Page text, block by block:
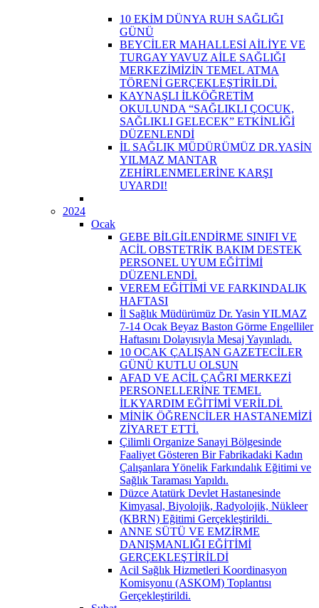
10 EKİM DÜNYA RUH SAĞLIĞI
GÜNÜ
BEYCİLER MAHALLESİ AİLİYE VE
TURGAY YAVUZ AİLE SAĞLIĞI
MERKEZİMİZİN TEMEL ATMA
TÖRENİ GERÇEKLEŞTİRİLDİ.
KAYNAŞLI İLKÖĞRETİM
OKULUNDA “SAĞLIKLI ÇOCUK,
SAĞLIKLI GELECEK” ETKİNLİĞİ
DÜZENLENDİ
İL SAĞLIK MÜDÜRÜMÜZ DR.YASİN
YILMAZ MANTAR
ZEHİRLENMELERİNE KARŞI
UYARDI!
2024
Ocak
GEBE BİLGİLENDİRME SINIFI VE
ACİL OBSTETRİK BAKIM DESTEK
PERSONEL UYUM EĞİTİMİ
DÜZENLENDİ.
VEREM EĞİTİMİ VE FARKINDALIK
HAFTASI
İl Sağlık Müdürümüz Dr. Yasin YILMAZ
7-14 Ocak Beyaz Baston Görme Engelliler
Haftasını Dolayısıyla Mesaj Yayınladı.
10 OCAK ÇALIŞAN GAZETECİLER
GÜNÜ KUTLU OLSUN
AFAD VE ACİL ÇAĞRI MERKEZİ
PERSONELLERİNE TEMEL
İLKYARDIM EĞİTİMİ VERİLDİ.
MİNİK ÖĞRENCİLER HASTANEMİZİ
ZİYARET ETTİ.
Çilimli Organize Sanayi Bölgesinde
Faaliyet Gösteren Bir Fabrikadaki Kadın
Çalışanlara Yönelik Farkındalık Eğitimi ve
Sağlık Taraması Yapıldı.
Düzce Atatürk Devlet Hastanesinde
Kimyasal, Biyolojik, Radyolojik, Nükleer
(KBRN) Eğitimi Gerçekleştirildi. ​
ANNE SÜTÜ VE EMZİRME
DANIŞMANLIĞI EĞİTİMİ
GERÇEKLEŞTİRİLDİ
Acil Sağlık Hizmetleri Koordinasyon
Komisyonu (ASKOM) Toplantısı
Gerçekleştirildi.